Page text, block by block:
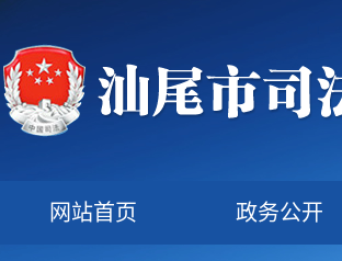
网站首页 政务公开